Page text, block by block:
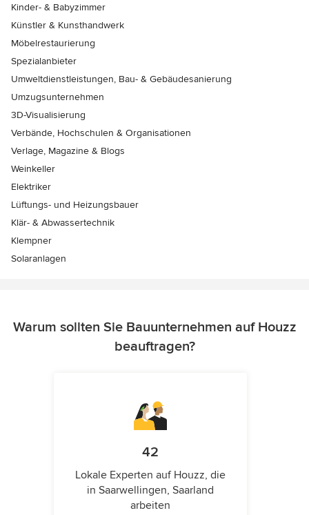
Kinder- & Babyzimmer
Künstler & Kunsthandwerk
Möbelrestaurierung
Spezialanbieter
Umweltdienstleistungen, Bau- & Gebäudesanierung
Umzugsunternehmen
3D-Visualisierung
Verbände, Hochschulen & Organisationen
Verlage, Magazine & Blogs
Weinkeller
Elektriker
Lüftungs- und Heizungsbauer
Klär- & Abwassertechnik
Klempner
Solaranlagen
Warum sollten Sie Bauunternehmen auf Houzz
beauftragen?
42
Lokale Experten auf Houzz, die
in Saarwellingen, Saarland
arbeiten